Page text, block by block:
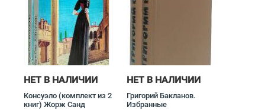
НЕТ В НАЛИЧИИ
Консуэло (комплект из 2
книг) Жорж Санд
НЕТ В НАЛИЧИИ
Григорий Бакланов.
Избранные